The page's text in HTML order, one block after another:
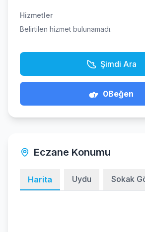
Hizmetler
Belirtilen hizmet bulunamadı.
Şimdi Ara
0Beğen
Eczane Konumu
Harita Uydu Sokak